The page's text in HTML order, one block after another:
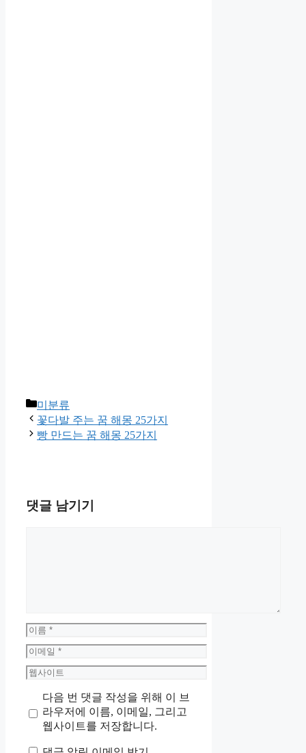
카
테
고
미분류
꽃다발 주는 꿈 해몽 25가지
빵 만드는 꿈 해몽 25가지
댓글 남기기
이
름
이
메
일
웹
트
다음 번 댓글 작성을 위해 이 브
라우저에 이름, 이메일, 그리고
웹사이트를 저장합니다.